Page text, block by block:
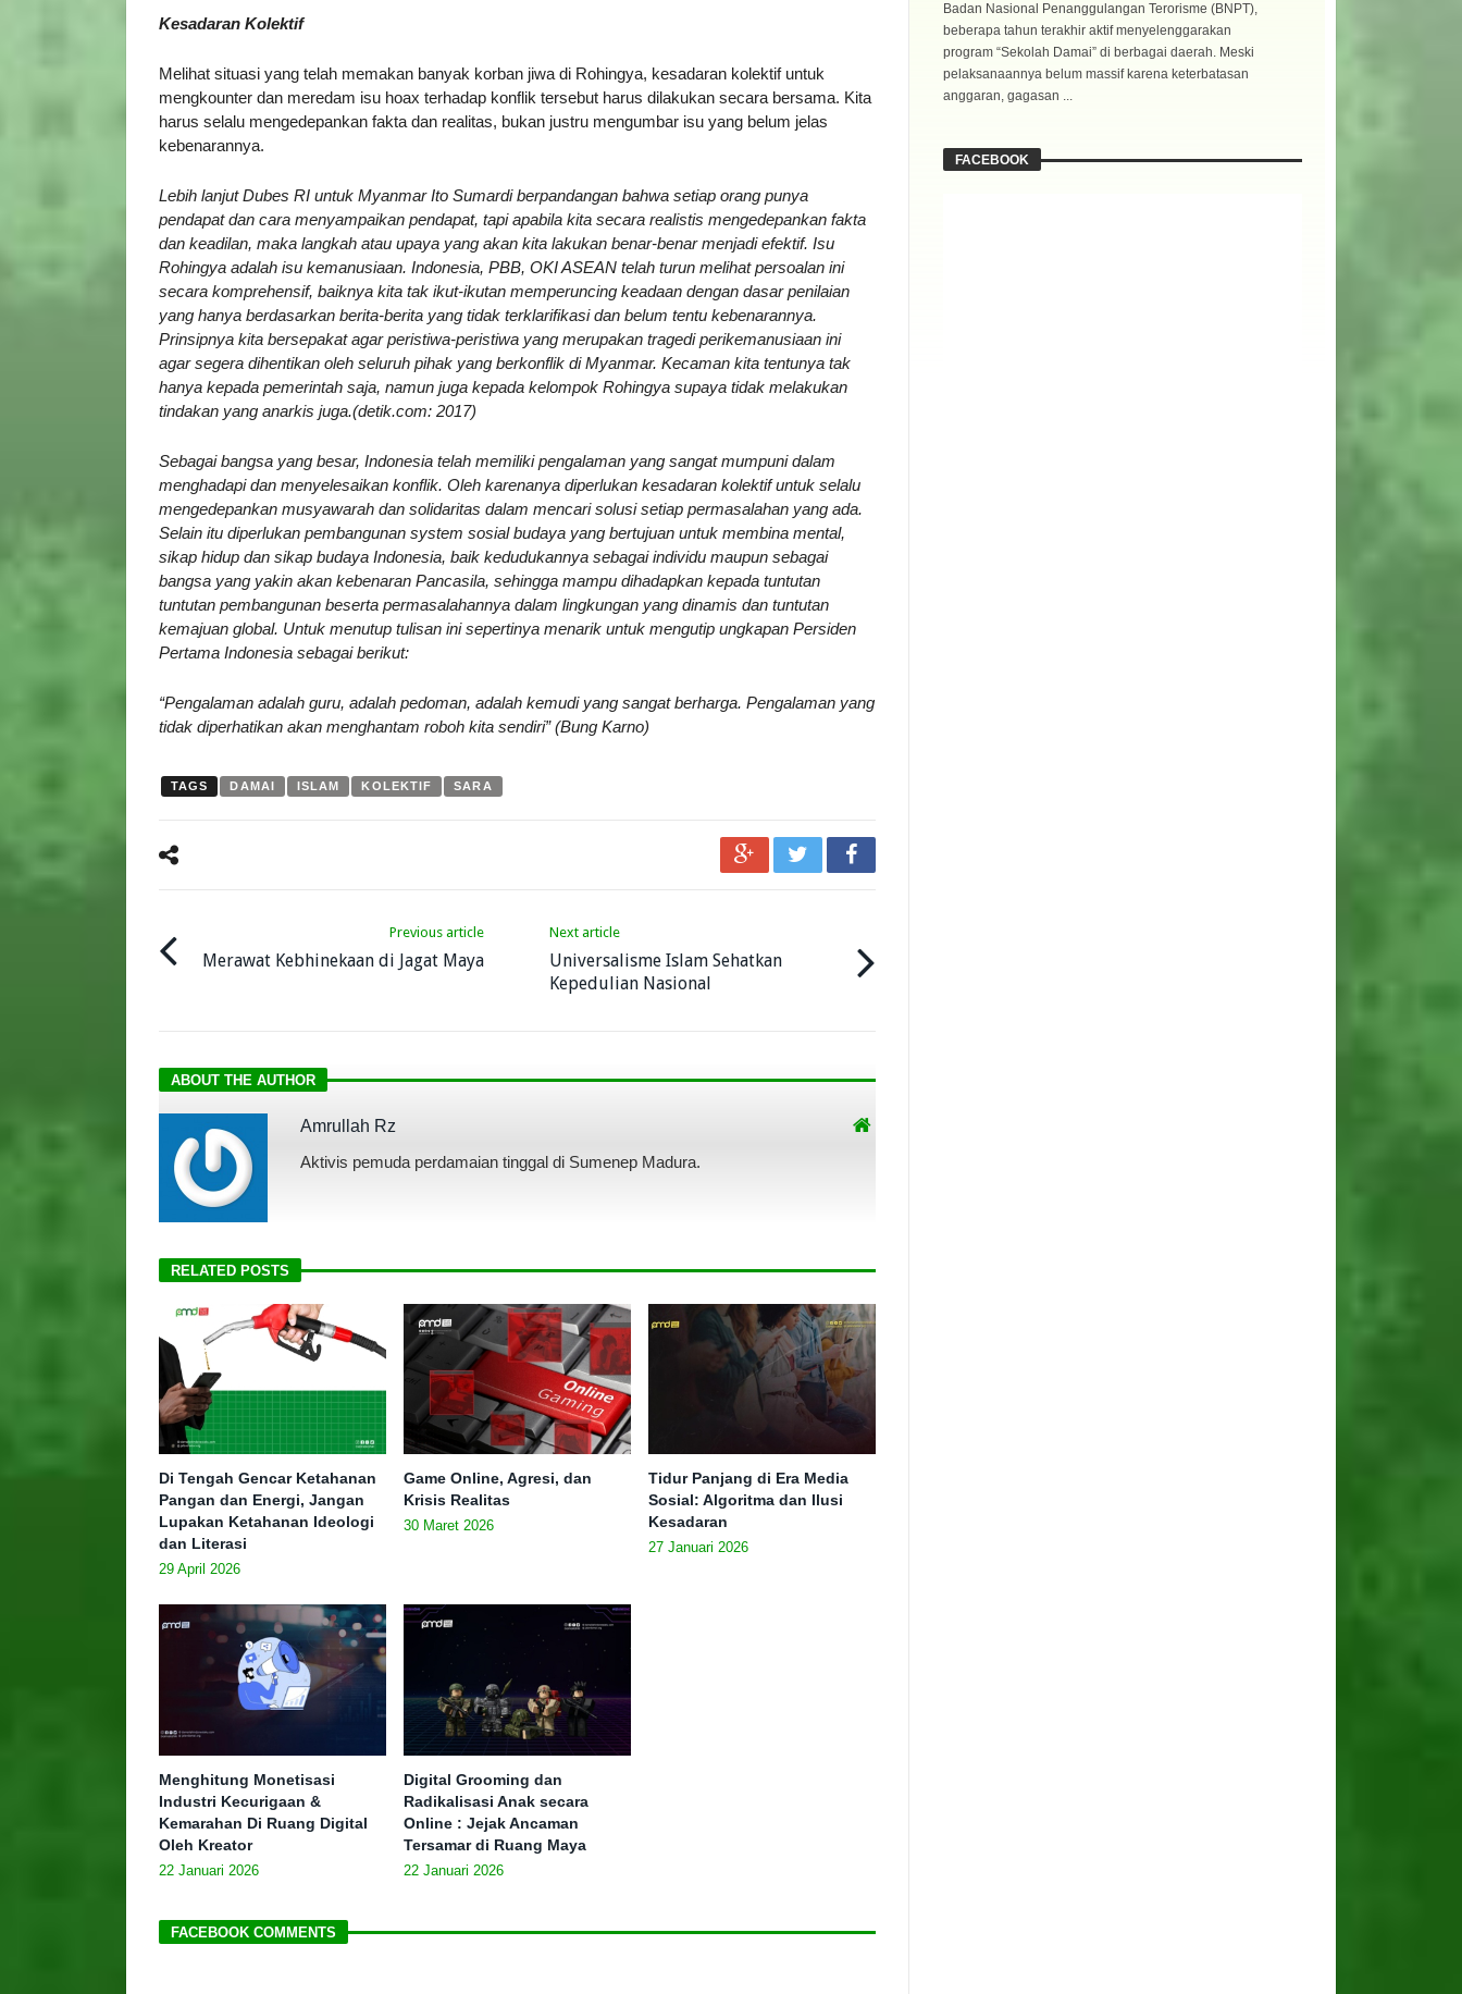
Kesadaran Kolektif
Melihat situasi yang telah memakan banyak korban jiwa di Rohingya, kesadaran kolektif untuk
mengkounter dan meredam isu hoax terhadap konflik tersebut harus dilakukan secara bersama. Kita
harus selalu mengedepankan fakta dan realitas, bukan justru mengumbar isu yang belum jelas
kebenarannya.
Lebih lanjut Dubes RI untuk Myanmar Ito Sumardi berpandangan bahwa setiap orang punya
pendapat dan cara menyampaikan pendapat, tapi apabila kita secara realistis mengedepankan fakta
dan keadilan, maka langkah atau upaya yang akan kita lakukan benar-benar menjadi efektif. Isu
Rohingya adalah isu kemanusiaan. Indonesia, PBB, OKI ASEAN telah turun melihat persoalan ini
secara komprehensif, baiknya kita tak ikut-ikutan memperuncing keadaan dengan dasar penilaian
yang hanya berdasarkan berita-berita yang tidak terklarifikasi dan belum tentu kebenarannya.
Prinsipnya kita bersepakat agar peristiwa-peristiwa yang merupakan tragedi perikemanusiaan ini
agar segera dihentikan oleh seluruh pihak yang berkonflik di Myanmar. Kecaman kita tentunya tak
hanya kepada pemerintah saja, namun juga kepada kelompok Rohingya supaya tidak melakukan
tindakan yang anarkis juga.(detik.com: 2017)
Sebagai bangsa yang besar, Indonesia telah memiliki pengalaman yang sangat mumpuni dalam
menghadapi dan menyelesaikan konflik. Oleh karenanya diperlukan kesadaran kolektif untuk selalu
mengedepankan musyawarah dan solidaritas dalam mencari solusi setiap permasalahan yang ada.
Selain itu diperlukan pembangunan system sosial budaya yang bertujuan untuk membina mental,
sikap hidup dan sikap budaya Indonesia, baik kedudukannya sebagai individu maupun sebagai
bangsa yang yakin akan kebenaran Pancasila, sehingga mampu dihadapkan kepada tuntutan
tuntutan pembangunan beserta permasalahannya dalam lingkungan yang dinamis dan tuntutan
kemajuan global. Untuk menutup tulisan ini sepertinya menarik untuk mengutip ungkapan Persiden
Pertama Indonesia sebagai berikut:
“Pengalaman adalah guru, adalah pedoman, adalah kemudi yang sangat berharga. Pengalaman yang
tidak diperhatikan akan menghantam roboh kita sendiri” (Bung Karno)
TAGS DAMAI ISLAM KOLEKTIF SARA
Previous article
Merawat Kebhinekaan di Jagat Maya
Next article
Universalisme Islam Sehatkan
Kepedulian Nasional
ABOUT THE AUTHOR
Amrullah Rz
Aktivis pemuda perdamaian tinggal di Sumenep Madura.
RELATED POSTS
Di Tengah Gencar Ketahanan
Pangan dan Energi, Jangan
Lupakan Ketahanan Ideologi
dan Literasi
29 April 2026
Game Online, Agresi, dan
Krisis Realitas
30 Maret 2026
Tidur Panjang di Era Media
Sosial: Algoritma dan Ilusi
Kesadaran
27 Januari 2026
Menghitung Monetisasi
Industri Kecurigaan &
Kemarahan Di Ruang Digital
Oleh Kreator
22 Januari 2026
Digital Grooming dan
Radikalisasi Anak secara
Online : Jejak Ancaman
Tersamar di Ruang Maya
22 Januari 2026
FACEBOOK COMMENTS
Badan Nasional Penanggulangan Terorisme (BNPT),
beberapa tahun terakhir aktif menyelenggarakan
program “Sekolah Damai” di berbagai daerah. Meski
pelaksanaannya belum massif karena keterbatasan
anggaran, gagasan ...
FACEBOOK